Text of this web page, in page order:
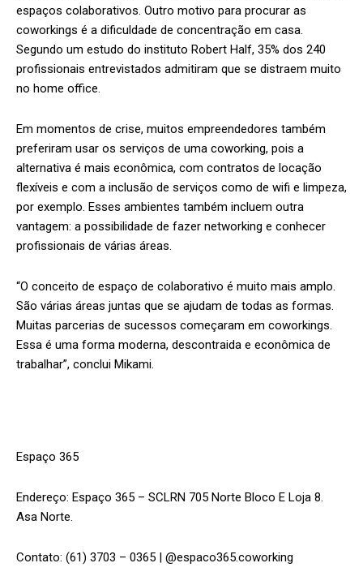
espaços colaborativos. Outro motivo para procurar as
coworkings é a dificuldade de concentração em casa.
Segundo um estudo do instituto Robert Half, 35% dos 240
profissionais entrevistados admitiram que se distraem muito
no home office.
Em momentos de crise, muitos empreendedores também
preferiram usar os serviços de uma coworking, pois a
alternativa é mais econômica, com contratos de locação
flexíveis e com a inclusão de serviços como de wifi e limpeza,
por exemplo. Esses ambientes também incluem outra
vantagem: a possibilidade de fazer networking e conhecer
profissionais de várias áreas.
“O conceito de espaço de colaborativo é muito mais amplo.
São várias áreas juntas que se ajudam de todas as formas.
Muitas parcerias de sucessos começaram em coworkings.
Essa é uma forma moderna, descontraida e econômica de
trabalhar”, conclui Mikami.
Espaço 365
Endereço: Espaço 365 – SCLRN 705 Norte Bloco E Loja 8.
Asa Norte.
Contato: (61) 3703 – 0365 | @espaco365.coworking